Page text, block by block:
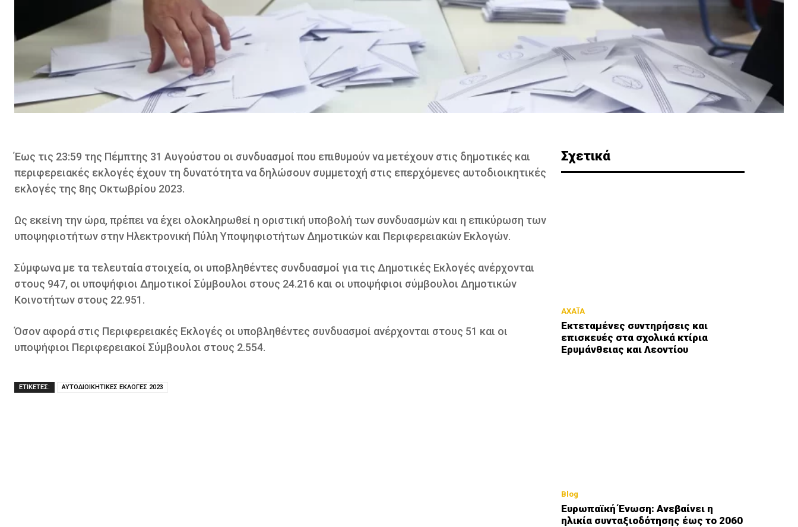
Έως τις 23:59 της Πέμπτης 31 Αυγούστου οι συνδυασμοί που επιθυμούν να μετέχουν στις δημοτικές και
περιφερειακές εκλογές έχουν τη δυνατότητα να δηλώσουν συμμετοχή στις επερχόμενες αυτοδιοικητικές
εκλογές της 8ης Οκτωβρίου 2023.
Ως εκείνη την ώρα, πρέπει να έχει ολοκληρωθεί η οριστική υποβολή των συνδυασμών και η επικύρωση των
υποψηφιοτήτων στην Ηλεκτρονική Πύλη Υποψηφιοτήτων Δημοτικών και Περιφερειακών Εκλογών.
Σύμφωνα με τα τελευταία στοιχεία, οι υποβληθέντες συνδυασμοί για τις Δημοτικές Εκλογές ανέρχονται
στους 947, οι υποψήφιοι Δημοτικοί Σύμβουλοι στους 24.216 και οι υποψήφιοι σύμβουλοι Δημοτικών
Κοινοτήτων στους 22.951.
Όσον αφορά στις Περιφερειακές Εκλογές οι υποβληθέντες συνδυασμοί ανέρχονται στους 51 και οι
υποψήφιοι Περιφερειακοί Σύμβουλοι στους 2.554.
ΕΤΙΚΕΤΕΣ: ΑΥΤΟΔΙΟΙΚΗΤΙΚΕΣ ΕΚΛΟΓΕΣ 2023
Σχετικά
ΑΧΑΪΑ
Εκτεταμένες συντηρήσεις και
επισκευές στα σχολικά κτίρια
Ερυμάνθειας και Λεοντίου
Blog
Ευρωπαϊκή Ένωση: Ανεβαίνει η
ηλικία συνταξιοδότησης έως το 2060